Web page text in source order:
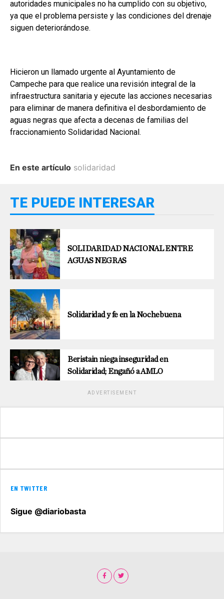
autoridades municipales no ha cumplido con su objetivo,
ya que el problema persiste y las condiciones del drenaje
siguen deteriorándose.
Hicieron un llamado urgente al Ayuntamiento de
Campeche para que realice una revisión integral de la
infraestructura sanitaria y ejecute las acciones necesarias
para eliminar de manera definitiva el desbordamiento de
aguas negras que afecta a decenas de familias del
fraccionamiento Solidaridad Nacional.
En este artículo solidaridad
TE PUEDE INTERESAR
SOLIDARIDAD NACIONAL ENTRE
AGUAS NEGRAS
Solidaridad y fe en la Nochebuena
Beristain niega inseguridad en
Solidaridad; Engañó a AMLO
ADVERTISEMENT
EN TWITTER
Sigue @diariobasta